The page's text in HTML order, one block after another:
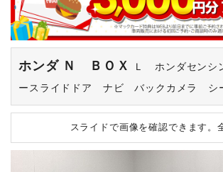
ホンダ Ｎ ＢＯＸ
Ｌ ホンダセンシ
ースライドドア ナビ バックカメラ シ
スライドで画像を確認できます。